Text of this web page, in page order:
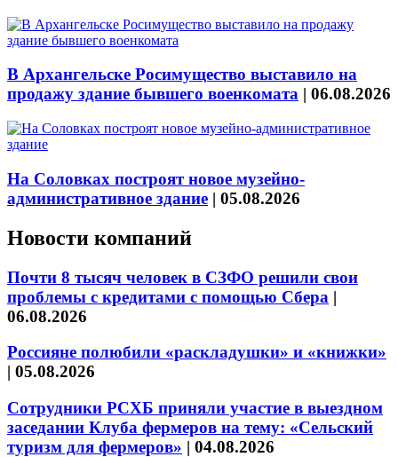
В Архангельске Росимущество выставило на
продажу здание бывшего военкомата | 06.08.2026
На Соловках построят новое музейно-
административное здание | 05.08.2026
Новости компаний
Почти 8 тысяч человек в СЗФО решили свои
проблемы с кредитами с помощью Сбера |
06.08.2026
Россияне полюбили «раскладушки» и «книжки»
| 05.08.2026
Сотрудники РСХБ приняли участие в выездном
заседании Клуба фермеров на тему: «Сельский
туризм для фермеров» | 04.08.2026